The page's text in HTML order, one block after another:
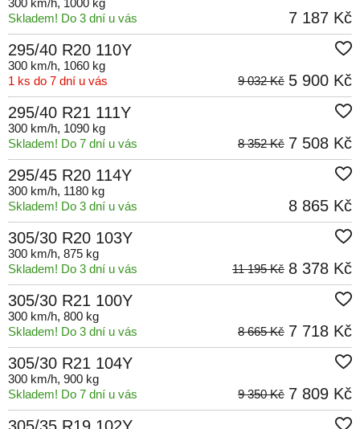
300 km/h, 1000 kg
Skladem! Do 3 dní u vás
7 187 Kč
295/40 R20 110Y
300 km/h, 1060 kg
1 ks do 7 dní u vás
5 900 Kč
9 032 Kč
295/40 R21 111Y
300 km/h, 1090 kg
Skladem! Do 7 dní u vás
7 508 Kč
8 352 Kč
295/45 R20 114Y
300 km/h, 1180 kg
Skladem! Do 3 dní u vás
8 865 Kč
305/30 R20 103Y
300 km/h, 875 kg
Skladem! Do 3 dní u vás
8 378 Kč
11 195 Kč
305/30 R21 100Y
300 km/h, 800 kg
Skladem! Do 3 dní u vás
7 718 Kč
8 665 Kč
305/30 R21 104Y
300 km/h, 900 kg
Skladem! Do 7 dní u vás
7 809 Kč
9 350 Kč